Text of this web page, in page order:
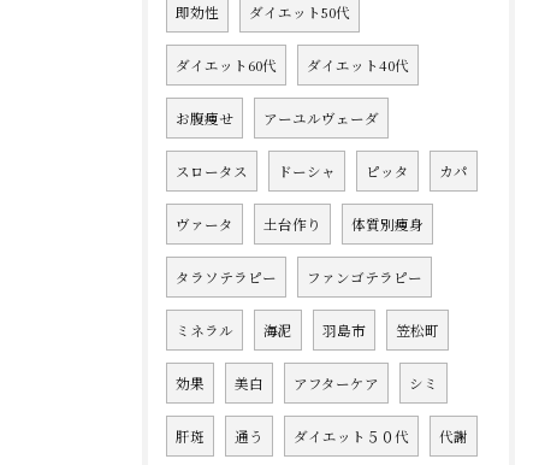
即効性 ダイエット50代
ダイエット60代 ダイエット40代
お腹痩せ アーユルヴェーダ
スロータス ドーシャ ピッタ カパ
ヴァータ 土台作り 体質別痩身
タラソテラピー ファンゴテラピー
ミネラル 海泥 羽島市 笠松町
効果 美白 アフターケア シミ
肝斑 通う ダイエット５０代 代謝